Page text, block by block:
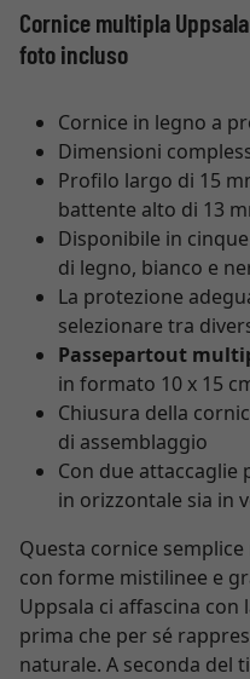
Cornice multipla
foto incluso
Cornice in legno a
Dimensioni
Profilo largo di 15
battente alto di 13
Disponibile in
di legno, bianco e
La protezione
selezionare tra
Passepartout
in formato 10 x 15
Chiusura della
di assemblaggio
Con due attaccaglie
in orizzontale sia in
Questa cornice
con forme mistilinee e
Uppsala ci affascina con
prima che per sé
naturale. A seconda del